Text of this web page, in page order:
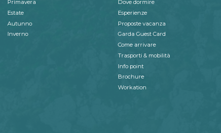
Primavera
Estate
Autunno
Inverno
Dove dormire
Esperienze
Proposte vacanza
Garda Guest Card
Come arrivare
Trasporti & mobilità
Info point
Brochure
Workation